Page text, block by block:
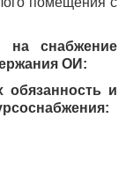
снабжение
ОИ:
и